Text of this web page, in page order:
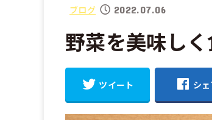
ブログ 2022.07.06
野菜を美味し
ツイート シ